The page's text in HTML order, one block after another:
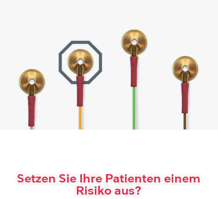
Setzen Sie Ihre Patienten einem
Risiko aus?